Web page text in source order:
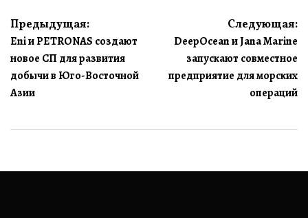
Навигация
по
записям
Предыдущая:
Eni и PETRONAS создают
новое СП для развития
добычи в Юго-Восточной
Азии
Следующая:
DeepOcean и Jana Marine
запускают совместное
предприятие для морских
операций